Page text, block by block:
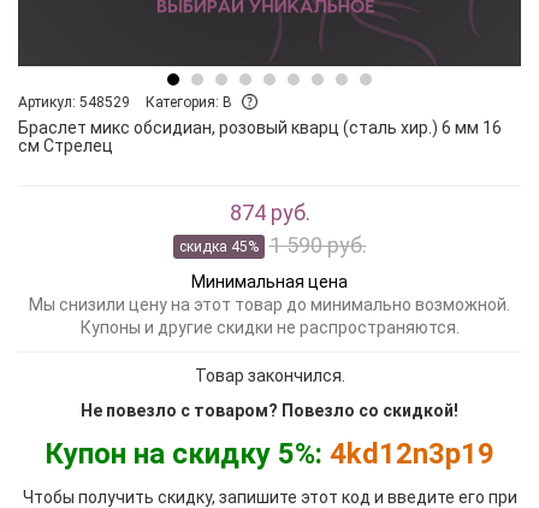
Артикул: 548529 Категория: B
Браслет микс обсидиан, розовый кварц (сталь хир.) 6 мм 16
см Стрелец
874 руб.
скидка 45% 1 590 руб.
Минимальная цена
Мы снизили цену на этот товар до минимально возможной.
Купоны и другие скидки не распространяются.
Товар закончился.
Не повезло с товаром? Повезло со скидкой!
Купон на скидку 5%: 4kd12n3p19
Чтобы получить скидку, запишите этот код и введите его при